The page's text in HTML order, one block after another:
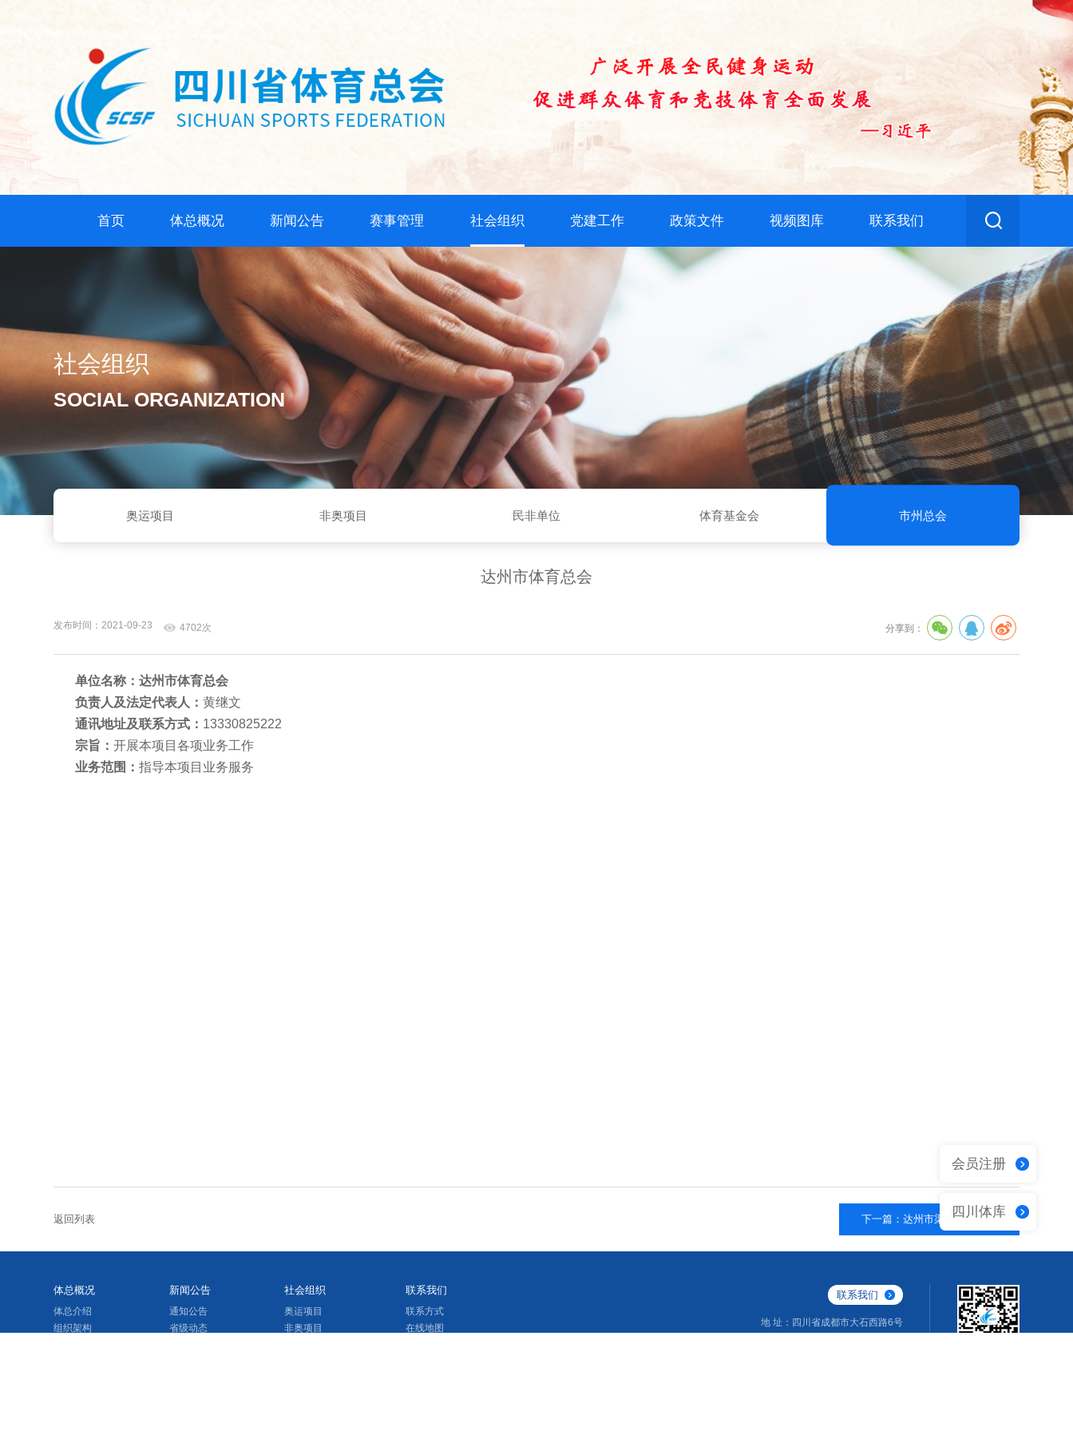
会员注册
四川体库
首页 体总概况 新闻公告 赛事管理 社会组织 党建工作 政策文件 视频图库 联系我们
社会组织
SOCIAL ORGANIZATION
奥运项目 非奥项目 民非单位 体育基金会 市州总会
达州市体育总会
发布时间：2021-09-23 4702次 分享到：
单位名称：达州市体育总会
负责人及法定代表人：黄继文
通讯地址及联系方式： 13330825222
宗旨：开展本项目各项业务工作
业务范围：指导本项目业务服务
返回列表 下一篇：达州市​渠县体育总会
体总概况
体总介绍
组织架构
新闻公告
通知公告
省级动态
社会组织
奥运项目
非奥项目
联系我们
联系方式
在线地图
联系我们
地 址：四川省成都市大石西路6号